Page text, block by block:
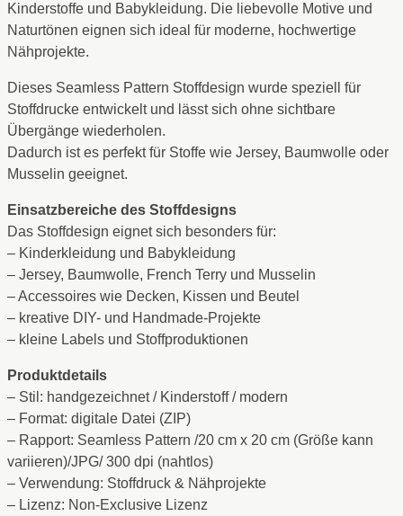
Kinderstoffe und Babykleidung. Die liebevolle Motive und
Naturtönen eignen sich ideal für moderne, hochwertige
Nähprojekte.
Dieses Seamless Pattern Stoffdesign wurde speziell für
Stoffdrucke entwickelt und lässt sich ohne sichtbare
Übergänge wiederholen.
Dadurch ist es perfekt für Stoffe wie Jersey, Baumwolle oder
Musselin geeignet.
Einsatzbereiche des Stoffdesigns
Das Stoffdesign eignet sich besonders für:
– Kinderkleidung und Babykleidung
– Jersey, Baumwolle, French Terry und Musselin
– Accessoires wie Decken, Kissen und Beutel
– kreative DIY- und Handmade-Projekte
– kleine Labels und Stoffproduktionen
Produktdetails
– Stil: handgezeichnet / Kinderstoff / modern
– Format: digitale Datei (ZIP)
– Rapport: Seamless Pattern /20 cm x 20 cm (Größe kann
variieren)/JPG/ 300 dpi (nahtlos)
– Verwendung: Stoffdruck & Nähprojekte
– Lizenz: Non-Exclusive Lizenz